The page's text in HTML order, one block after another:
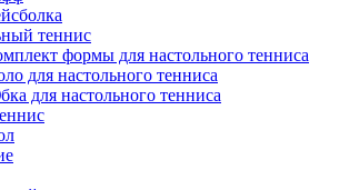
теннис
формы для настольного тенниса
для настольного тенниса
для настольного тенниса